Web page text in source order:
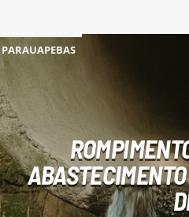
PARAUAPEBAS